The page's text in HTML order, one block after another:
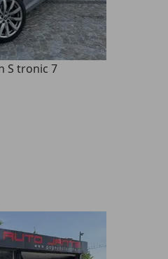
S tronic 7